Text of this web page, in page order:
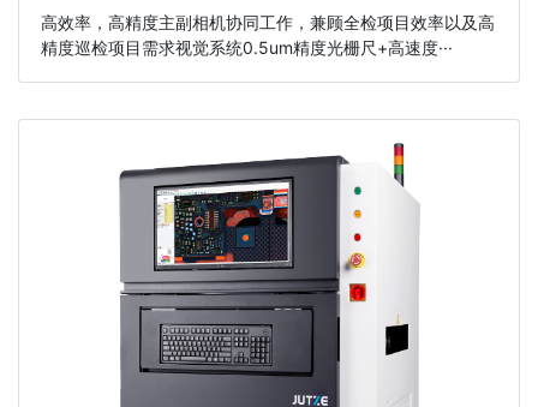
高效率，高精度主副相机协同工作，兼顾全检项目效率以及高
精度巡检项目需求视觉系统0.5um精度光栅尺+高速度···